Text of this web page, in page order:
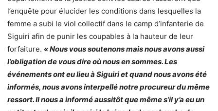
l’enquête pour élucider les conditions dans lesquelles la
femme a subi le viol collectif dans le camp d’infanterie de
Siguiri afin de punir les coupables à la hauteur de leur
forfaiture. « Nous vous soutenons mais nous avons aussi
l’obligation de vous dire où nous en sommes. Les
événements ont eu lieu à Siguiri et quand nous avons été
informés, nous avons interpellé notre procureur du même
ressort. Il nous a informé aussitôt que même s’il y’a eu un